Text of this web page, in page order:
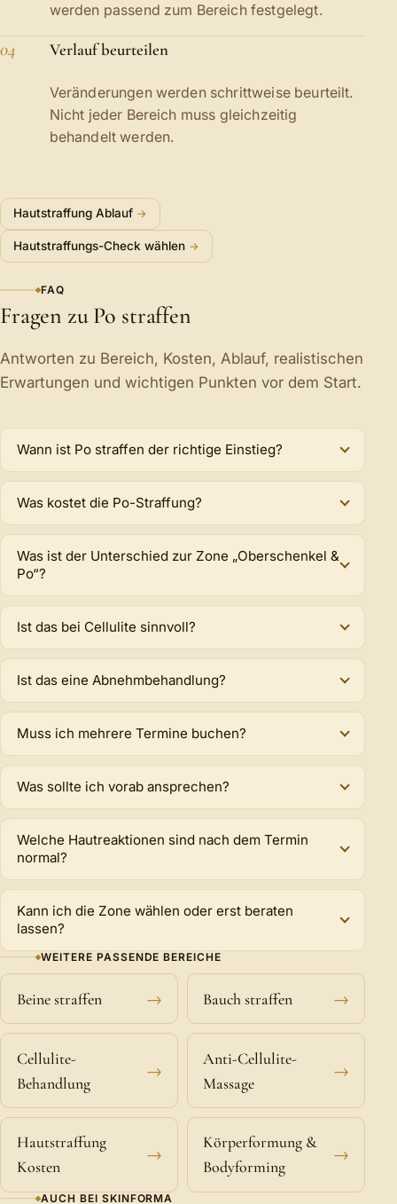
werden passend zum Bereich festgelegt.
04 Verlauf beurteilen
Veränderungen werden schrittweise beurteilt.
Nicht jeder Bereich muss gleichzeitig
behandelt werden.
Hautstraffung Ablauf
Hautstraffungs-Check wählen
FAQ
Fragen zu Po straffen
Antworten zu Bereich, Kosten, Ablauf, realistischen
Erwartungen und wichtigen Punkten vor dem Start.
Wann ist Po straffen der richtige Einstieg?
Was kostet die Po-Straffung?
Was ist der Unterschied zur Zone „Oberschenkel &
Po“?
Ist das bei Cellulite sinnvoll?
Ist das eine Abnehmbehandlung?
Muss ich mehrere Termine buchen?
Was sollte ich vorab ansprechen?
Welche Hautreaktionen sind nach dem Termin
normal?
Kann ich die Zone wählen oder erst beraten
lassen?
WEITERE PASSENDE BEREICHE
Beine straffen → Bauch straffen →
Cellulite-
Behandlung
→
Anti-Cellulite-
Massage
→
Hautstraffung
Kosten
→
Körperformung &
Bodyforming
→
AUCH BEI SKINFORMA